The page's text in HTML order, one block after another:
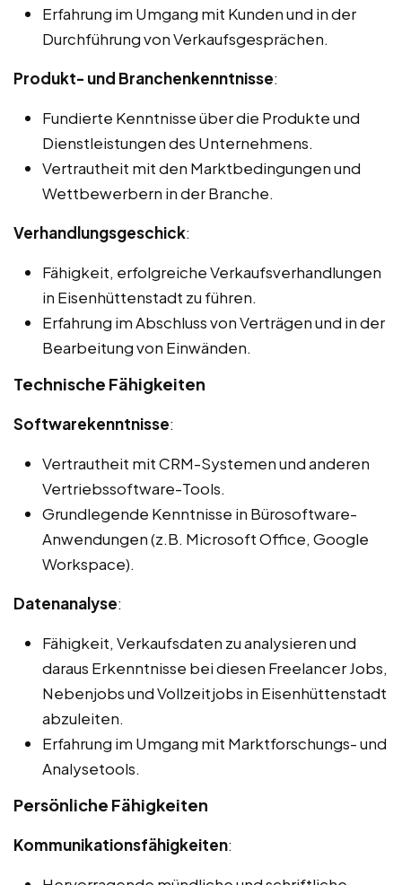
Erfahrung im Umgang mit Kunden und in der
Durchführung von Verkaufsgesprächen.
Produkt- und Branchenkenntnisse:
Fundierte Kenntnisse über die Produkte und
Dienstleistungen des Unternehmens.
Vertrautheit mit den Marktbedingungen und
Wettbewerbern in der Branche.
Verhandlungsgeschick:
Fähigkeit, erfolgreiche Verkaufsverhandlungen
in Eisenhüttenstadt zu führen.
Erfahrung im Abschluss von Verträgen und in der
Bearbeitung von Einwänden.
Technische Fähigkeiten
Softwarekenntnisse:
Vertrautheit mit CRM-Systemen und anderen
Vertriebssoftware-Tools.
Grundlegende Kenntnisse in Bürosoftware-
Anwendungen (z.B. Microsoft Office, Google
Workspace).
Datenanalyse:
Fähigkeit, Verkaufsdaten zu analysieren und
daraus Erkenntnisse bei diesen Freelancer Jobs,
Nebenjobs und Vollzeitjobs in Eisenhüttenstadt
abzuleiten.
Erfahrung im Umgang mit Marktforschungs- und
Analysetools.
Persönliche Fähigkeiten
Kommunikationsfähigkeiten: